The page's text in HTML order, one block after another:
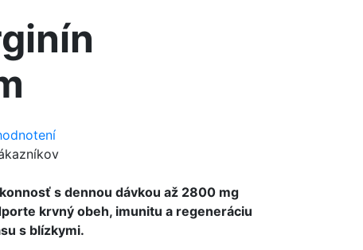
s dennou dávkou až 2800 mg
krvný obeh, imunitu a regeneráciu
s blízkymi.